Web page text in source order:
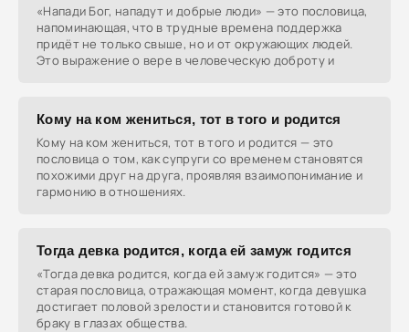
«Напади Бог, нападут и добрые люди» — это пословица,
напоминающая, что в трудные времена поддержка
придёт не только свыше, но и от окружающих людей.
Это выражение о вере в человеческую доброту и
Кому на ком жениться, тот в того и родится
Кому на ком жениться, тот в того и родится — это
пословица о том, как супруги со временем становятся
похожими друг на друга, проявляя взаимопонимание и
гармонию в отношениях.
Тогда девка родится, когда ей замуж годится
«Тогда девка родится, когда ей замуж годится» — это
старая пословица, отражающая момент, когда девушка
достигает половой зрелости и становится готовой к
браку в глазах общества.